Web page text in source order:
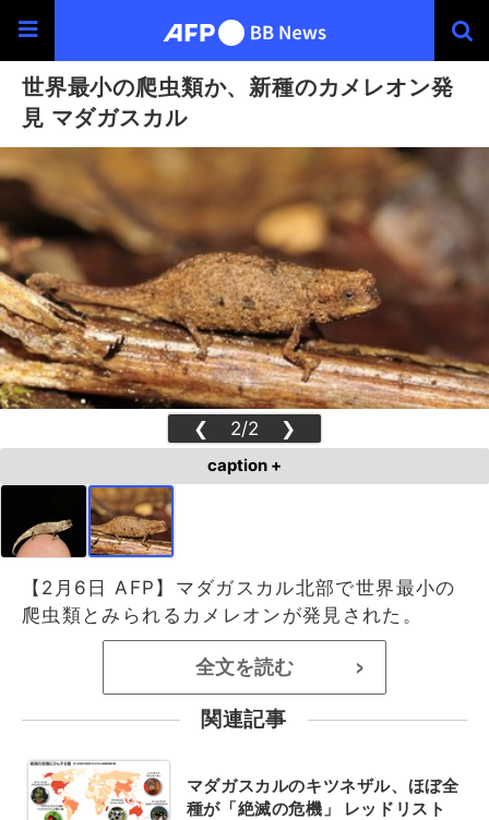
世界最小の爬虫類か、新種のカメレオン発
見 マダガスカル
❮ 2/2 ❯
caption +
【2月6日 AFP】マダガスカル北部で世界最小の
爬虫類とみられるカメレオンが発見された。
全文を読む >
関連記事
マダガスカルのキツネザル、ほぼ全
種が「絶滅の危機」 レッドリスト